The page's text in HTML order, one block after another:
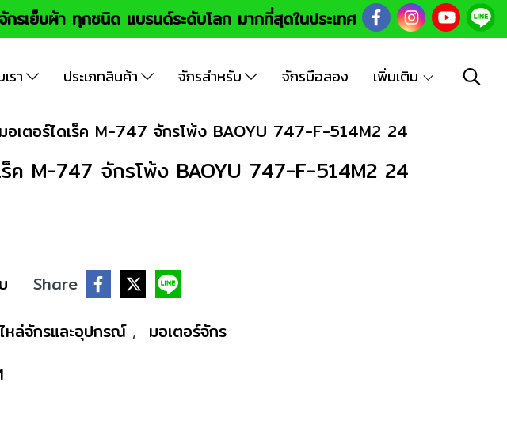
รเย็บผ้า ทุกชนิด แบรนด์ระดับโลก มากที่สุดในประเทศ
เรา ประเภทสินค้า จักรสำหรับ จักรมือสอง เพิ่มเติม
มอเตอร์ไดเร็ค M-747 จักรโพ้ง BAOYU 747-F-514M2 24
ร็ค M-747 จักรโพ้ง BAOYU 747-F-514M2 24
Share
หล่จักรและอุปกรณ์ , มอเตอร์จักร